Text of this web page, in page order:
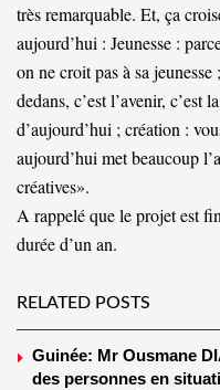
très remarquable. Et, ça
aujourd’hui : Jeunesse :
on ne croit pas à sa
dedans, c’est l’avenir, c’est
d’aujourd’hui ; création :
aujourd’hui met beaucoup
créatives».
A rappelé que le projet est
durée d’un an.
RELATED POSTS
Guinée: Mr Ousmane
des personnes en